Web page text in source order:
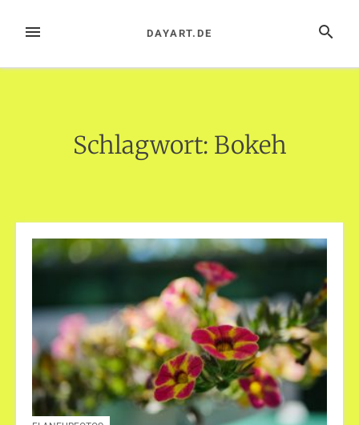
InhaltMENÜ SUCHE
DAYART.DE
Schlagwort: Bokeh